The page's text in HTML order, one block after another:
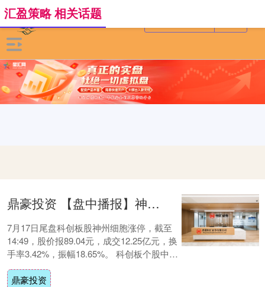
汇盈策略 相关话题
鼎豪投资 【盘中播报】神州细胞尾盘涨停
7月17日尾盘科创板股神州细胞涨停，截至
14:49，股价报89.04元，成交12.25亿元，换
手率3.42%，振幅18.65%。 科创板个股中，
截至发稿上涨的共....
鼎豪投资